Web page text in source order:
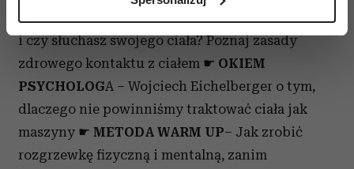
(fingerprinting, czyli wirtualny odcisk palca)
dane są przetwarzane oraz ustaw własne preferencje w
sekcji szczegółów. W Deklaracji plików cookie możesz
zmienić lub wycofać swoją zgodę w dowolnej chwili.
Wykorzystujemy pliki cookie do spersonalizowania treści
i reklam, aby oferować funkcje społecznościowe i
analizować ruch w naszej witrynie. Informacje o tym, jak
Chińskiej ☛CIAŁO I TY– Jak się postrzegasz
i czy słuchasz swojego ciała? Poznaj zasady
zdrowego kontaktu z ciałem ☛ OKIEM
PSYCHOLOGA – Wojciech Eichelberger o tym,
dlaczego nie powinniśmy traktować ciała jak
maszyny ☛ METODA WARM UP– Jak zrobić
rozgrzewkę fizyczną i mentalną, zanim